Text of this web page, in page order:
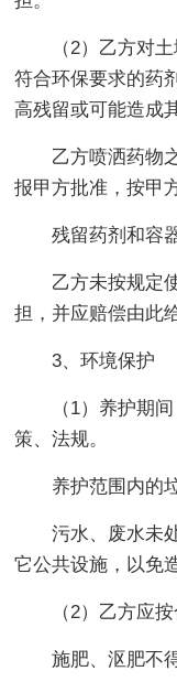
（2）乙方对
符合环保要求的药
高残留或可能造成
乙方喷洒药物
报甲方批准，按甲
残留药剂和容
乙方未按规定
担，并应赔偿由此
3、环境保护
（1）养护期
策、法规。
养护范围内的
污水、废水未
它公共设施，以免
（2）乙方应
施肥、沤肥不